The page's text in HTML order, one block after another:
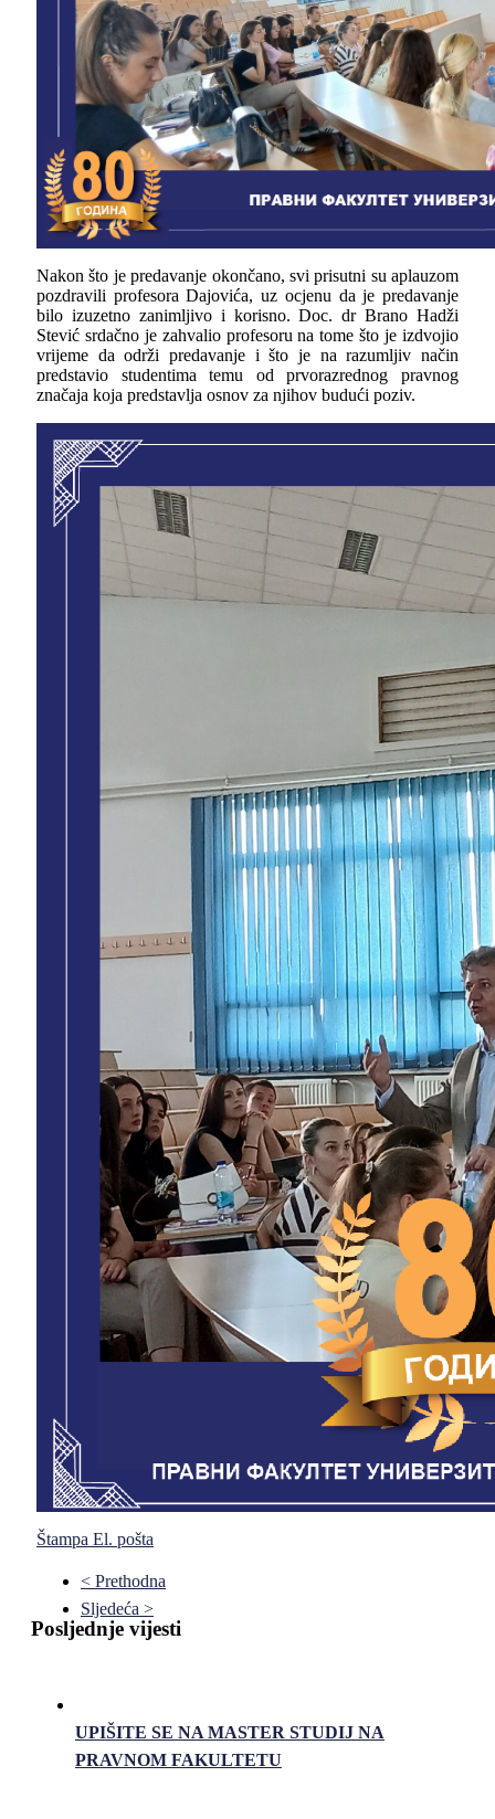
Nakon što je predavanje okončano, svi prisutni su aplauzom
pozdravili profesora Dajovića, uz ocjenu da je predavanje
bilo izuzetno zanimljivo i korisno. Doc. dr Brano Hadži
Stević srdačno je zahvalio profesoru na tome što je izdvojio
vrijeme da održi predavanje i što je na razumljiv način
predstavio studentima temu od prvorazrednog pravnog
značaja koja predstavlja osnov za njihov budući poziv.
Štampa El. pošta
< Prethodna
Sljedeća >
Posljednje vijesti
UPIŠITE SE NA MASTER STUDIJ NA
PRAVNOM FAKULTETU